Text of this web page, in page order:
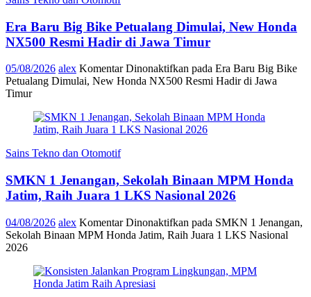
Era Baru Big Bike Petualang Dimulai, New Honda
NX500 Resmi Hadir di Jawa Timur
05/08/2026 alex Komentar Dinonaktifkan pada Era Baru Big Bike
Petualang Dimulai, New Honda NX500 Resmi Hadir di Jawa
Timur
Sains Tekno dan Otomotif
SMKN 1 Jenangan, Sekolah Binaan MPM Honda
Jatim, Raih Juara 1 LKS Nasional 2026
04/08/2026 alex Komentar Dinonaktifkan pada SMKN 1 Jenangan,
Sekolah Binaan MPM Honda Jatim, Raih Juara 1 LKS Nasional
2026